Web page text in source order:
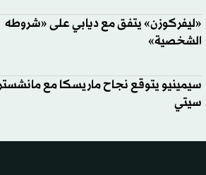
«ليفركوزن» يتفق مع ديابي على «شروطه
الشخصية»
سيمينيو يتوقع نجاح ماريسكا مع
سيتي